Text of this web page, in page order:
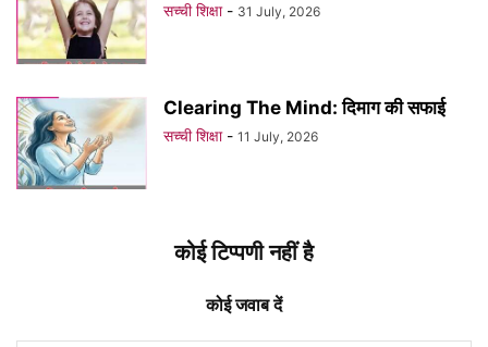
सच्ची शिक्षा - 31 July, 2026
Clearing The Mind: दिमाग की सफाई
सच्ची शिक्षा - 11 July, 2026
कोई टिप्पणी नहीं है
कोई जवाब दें